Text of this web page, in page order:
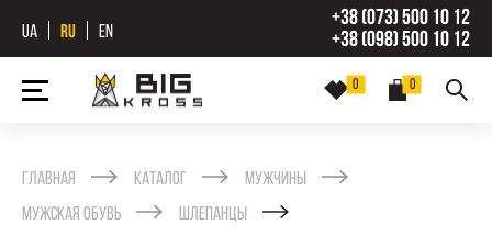
UA RU EN
+38 (073) 500 10 12
+38 (098) 500 10 12
0
0
Главная Каталог
Мужчины
Мужская обувь
Шлепанцы